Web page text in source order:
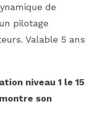
de
pilotage
Valable 5 ans
niveau 1 le 15
son